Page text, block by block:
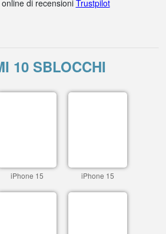
di recensioni Trustpilot
10 SBLOCCHI
iPhone 15 iPhone 15